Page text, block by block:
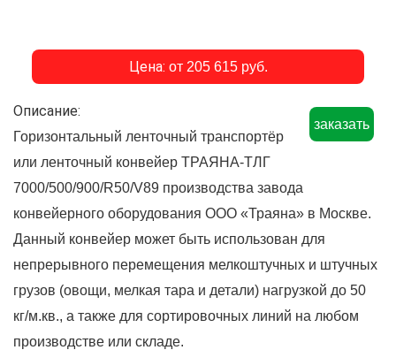
Цена: от 205 615 руб.
заказать
Описание:
Горизонтальный ленточный транспортёр
или ленточный конвейер ТРАЯНА-ТЛГ
7000/500/900/R50/V89 производства завода
конвейерного оборудования ООО «Траяна» в Москве.
Данный конвейер может быть использован для
непрерывного перемещения мелкоштучных и штучных
грузов (овощи, мелкая тара и детали) нагрузкой до 50
кг/м.кв., а также для сортировочных линий на любом
производстве или складе.